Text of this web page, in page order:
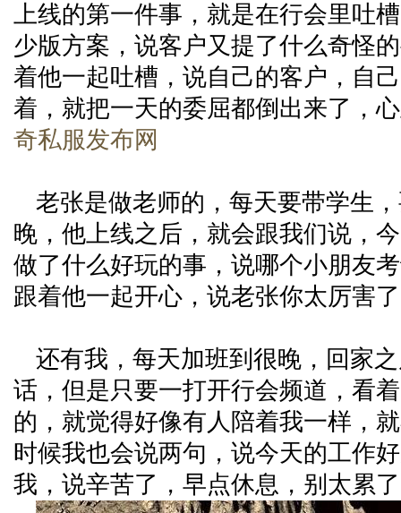
上线的第一件事，就是在行会里吐
少版方案，说客户又提了什么奇怪
着他一起吐槽，说自己的客户，自
着，就把一天的委屈都倒出来了，
奇私服发布网
老张是做老师的，每天要带学生
晚，他上线之后，就会跟我们说，
做了什么好玩的事，说哪个小朋友
跟着他一起开心，说老张你太厉害
还有我，每天加班到很晚，回家
话，但是只要一打开行会频道，看
的，就觉得好像有人陪着我一样，
时候我也会说两句，说今天的工作
我，说辛苦了，早点休息，别太累